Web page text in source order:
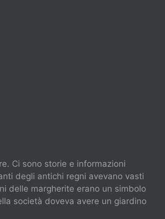
Ci sono storie e informazioni
degli antichi regni avevano vasti
delle margherite erano un simbolo
società doveva avere un giardino